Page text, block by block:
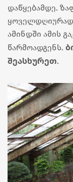
დაწყებამდე.
ყოველდღიურად
ამინდში ამის
წარმოადგენს.
შეასხურეთ.